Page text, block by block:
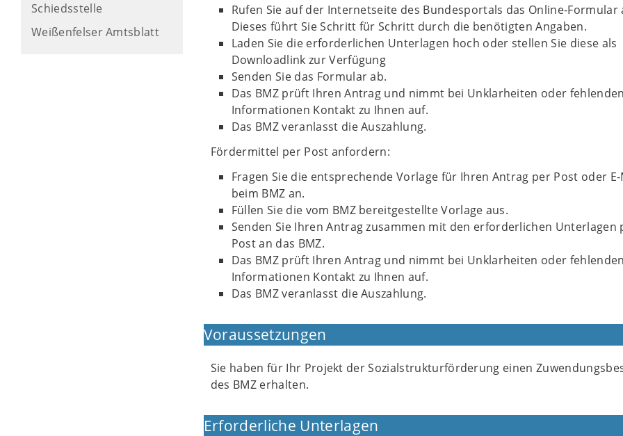
Schiedsstelle
Weißenfelser Amtsblatt
Rufen Sie auf der Internetseite des Bundesportals das Online-Formular
Dieses führt Sie Schritt für Schritt durch die benötigten Angaben.
Laden Sie die erforderlichen Unterlagen hoch oder stellen Sie diese als
Downloadlink zur Verfügung
Senden Sie das Formular ab.
Das BMZ prüft Ihren Antrag und nimmt bei Unklarheiten oder fehlenden
Informationen Kontakt zu Ihnen auf.
Das BMZ veranlasst die Auszahlung.
Fördermittel per Post anfordern:
Fragen Sie die entsprechende Vorlage für Ihren Antrag per Post oder E-
beim BMZ an.
Füllen Sie die vom BMZ bereitgestellte Vorlage aus.
Senden Sie Ihren Antrag zusammen mit den erforderlichen Unterlagen
Post an das BMZ.
Das BMZ prüft Ihren Antrag und nimmt bei Unklarheiten oder fehlenden
Informationen Kontakt zu Ihnen auf.
Das BMZ veranlasst die Auszahlung.
Voraussetzungen
Sie haben für Ihr Projekt der Sozialstrukturförderung einen
des BMZ erhalten.
Erforderliche Unterlagen